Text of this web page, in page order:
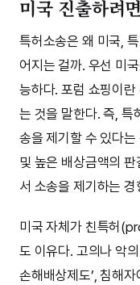
미국 진출하려
특허소송은 왜 미국,
어지는 걸까. 우선 미
능하다. 포럼 쇼핑이
는 것을 말한다. 즉, 특
송을 제기할 수 있다
및 높은 배상금액의
서 소송을 제기하는 경
미국 자체가 친특허
도 이유다. 고의나 악
손해배상제도’, 침해